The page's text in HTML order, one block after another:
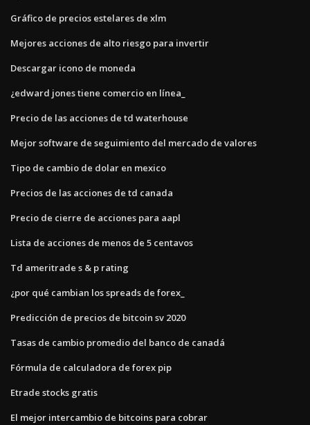
Gráfico de precios estelares de xlm
Mejores acciones de alto riesgo para invertir
Descargar icono de moneda
¿edward jones tiene comercio en línea_
Precio de las acciones de td waterhouse
Mejor software de seguimiento del mercado de valores
Tipo de cambio de dolar en mexico
Precios de las acciones de td canada
Precio de cierre de acciones para aapl
Lista de acciones de menos de 5 centavos
Td ameritrade s & p rating
¿por qué cambian los spreads de forex_
Predicción de precios de bitcoin sv 2020
Tasas de cambio promedio del banco de canadá
Fórmula de calculadora de forex pip
Etrade stocks gratis
El mejor intercambio de bitcoins para cobrar